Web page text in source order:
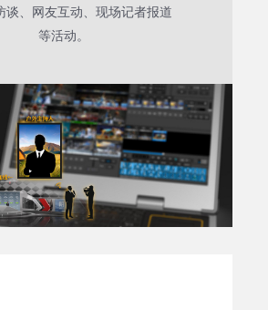
谈、网友互动、现场记者报道
等活动。